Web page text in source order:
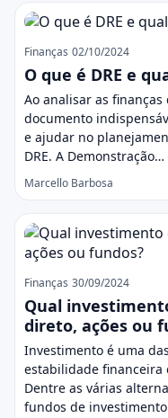
Finanças 02/10/2024
O que é DRE e
Ao analisar as
documento
e ajudar no
DRE. A Demonstração…
Marcello Barbosa
Finanças 30/09/2024
Qual
direto, ações ou
Investimento é uma
estabilidade financeira
Dentre as várias
fundos de